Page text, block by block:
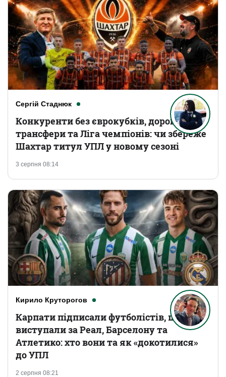
Сергій Стаднюк
3 серпня 08:14
Конкуренти без єврокубків, дорогі
трансфери та Ліга чемпіонів: чи збереже
Шахтар титул УПЛ у новому сезоні
Кирило Круторогов
2 серпня 08:21
Карпати підписали футболістів, що
виступали за Реал, Барселону та
Атлетико: хто вони та як «докотилися»
до УПЛ